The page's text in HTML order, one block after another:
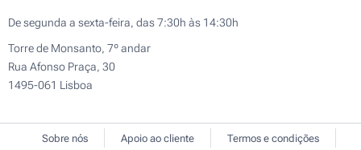
De segunda a sexta-feira, das 7:30h às 14:30h
Torre de Monsanto, 7º andar
Rua Afonso Praça, 30
1495-061 Lisboa
Sobre nós Apoio ao cliente Termos e condições